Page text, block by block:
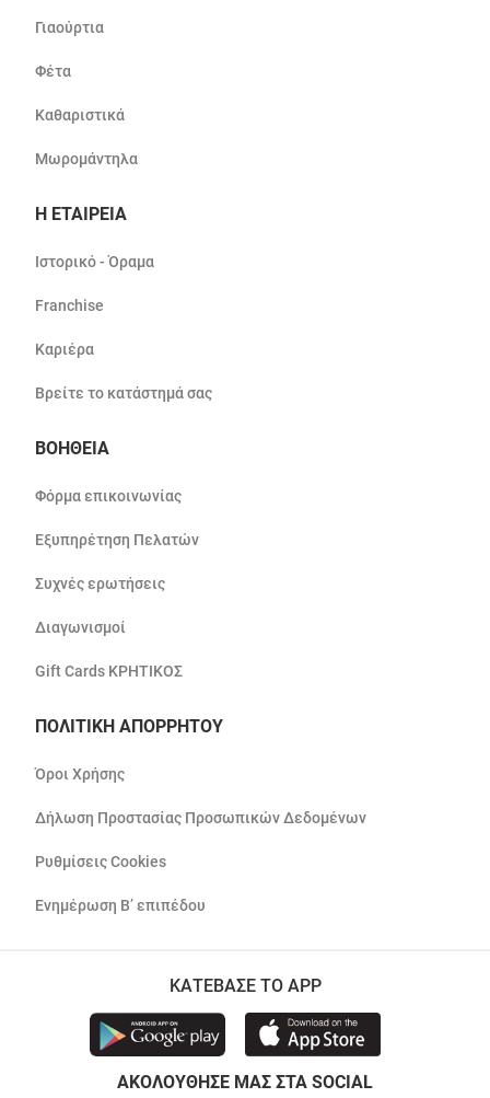
Γιαούρτια
Φέτα
Καθαριστικά
Μωρομάντηλα
Η ΕΤΑΙΡΕΙΑ
Ιστορικό - Όραμα
Franchise
Καριέρα
Βρείτε το κατάστημά σας
ΒΟΗΘΕΙΑ
Φόρμα επικοινωνίας
Εξυπηρέτηση Πελατών
Συχνές ερωτήσεις
Διαγωνισμοί
Gift Cards ΚΡΗΤΙΚΟΣ
ΠΟΛΙΤΙΚΗ ΑΠΟΡΡΗΤΟΥ
Όροι Χρήσης
Δήλωση Προστασίας Προσωπικών Δεδομένων
Ρυθμίσεις Cookies
Ενημέρωση Β’ επιπέδου
ΚΑΤΕΒΑΣΕ ΤΟ APP
ΑΚΟΛΟΥΘΗΣΕ ΜΑΣ ΣΤΑ SOCIAL